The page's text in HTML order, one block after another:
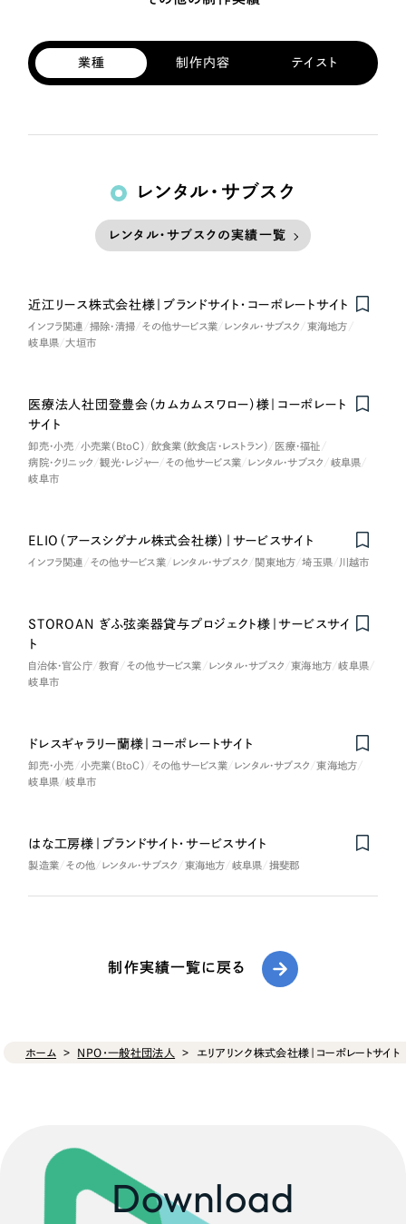
業種 制作内容 テイスト
レンタル・サブスク
レンタル・サブスクの実績一覧
Nominee
近江リース株式会社様｜ブランドサイト・コーポレートサイト
インフラ関連 掃除・清掃 その他サービス業 レンタル・サブスク
東海地方
岐阜県
大垣市
医療法人社団登豊会（カムカムスワロー）様｜コーポレート
サイト
卸売・小売 小売業（BtoC） 飲食業（飲食店・レストラン）
医療・福祉
病院・クリニック
観光・レジャー その他サービス業 レンタル・サブスク
岐阜県
岐阜市
ELIO（アースシグナル株式会社様）｜サービスサイト
インフラ関連 その他サービス業 レンタル・サブスク 関東地方 埼玉県 川越市
STOROAN ぎふ弦楽器貸与プロジェクト様｜サービスサイ
ト
自治体・官公庁 教育 その他サービス業 レンタル・サブスク 東海地方
岐阜県
岐阜市
ドレスギャラリー蘭様｜コーポレートサイト
卸売・小売 小売業（BtoC） その他サービス業 レンタル・サブスク
東海地方
岐阜県
岐阜市
はな工房様｜ブランドサイト・サービスサイト
製造業 その他 レンタル・サブスク 東海地方 岐阜県 揖斐郡
制作実績一覧に戻る
ホーム NPO・一般社団法人 エリアリンク株式会社様｜コーポレートサイト
Download